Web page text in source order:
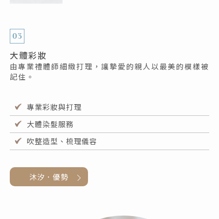
03
大體彩妝
由專業禮體師細緻打理，讓摯愛的親人以最美的模樣被
記住。
專業彩妝與打理
大體染髮服務
吹整造型、梳理儀容
沐汐．優勢